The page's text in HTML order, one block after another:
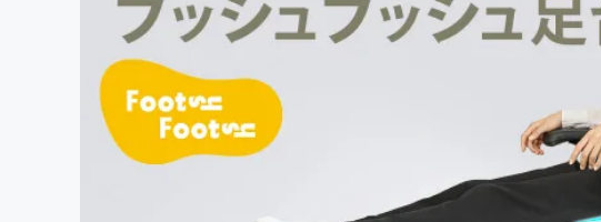
テクノロジー・ガジェット ゲーム・
映像・映画
ビジネス・起業 チャレンジ